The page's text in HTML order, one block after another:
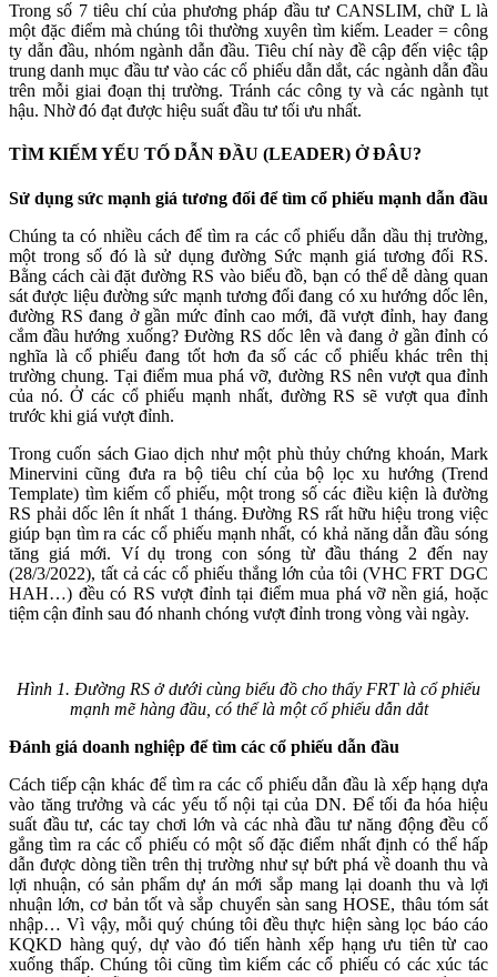
Trong số 7 tiêu chí của phương pháp đầu tư CANSLIM, chữ L là
một đặc điểm mà chúng tôi thường xuyên tìm kiếm. Leader = công
ty dẫn đầu, nhóm ngành dẫn đầu. Tiêu chí này đề cập đến việc tập
trung danh mục đầu tư vào các cổ phiếu dẫn dắt, các ngành dẫn đầu
trên mỗi giai đoạn thị trường. Tránh các công ty và các ngành tụt
hậu. Nhờ đó đạt được hiệu suất đầu tư tối ưu nhất.
TÌM KIẾM YẾU TỐ DẪN ĐẦU (LEADER) Ở ĐÂU?
Sử dụng sức mạnh giá tương đối để tìm cổ phiếu mạnh dẫn đầu
Chúng ta có nhiều cách để tìm ra các cổ phiếu dẫn dầu thị trường,
một trong số đó là sử dụng đường Sức mạnh giá tương đối RS.
Bằng cách cài đặt đường RS vào biểu đồ, bạn có thể dễ dàng quan
sát được liệu đường sức mạnh tương đối đang có xu hướng dốc lên,
đường RS đang ở gần mức đỉnh cao mới, đã vượt đỉnh, hay đang
cắm đầu hướng xuống? Đường RS dốc lên và đang ở gần đỉnh có
nghĩa là cổ phiếu đang tốt hơn đa số các cổ phiếu khác trên thị
trường chung. Tại điểm mua phá vỡ, đường RS nên vượt qua đỉnh
của nó. Ở các cổ phiếu mạnh nhất, đường RS sẽ vượt qua đỉnh
trước khi giá vượt đỉnh.
Trong cuốn sách Giao dịch như một phù thủy chứng khoán, Mark
Minervini cũng đưa ra bộ tiêu chí của bộ lọc xu hướng (Trend
Template) tìm kiếm cổ phiếu, một trong số các điều kiện là đường
RS phải dốc lên ít nhất 1 tháng. Đường RS rất hữu hiệu trong việc
giúp bạn tìm ra các cổ phiếu mạnh nhất, có khả năng dẫn đầu sóng
tăng giá mới. Ví dụ trong con sóng từ đầu tháng 2 đến nay
(28/3/2022), tất cả các cổ phiếu thắng lớn của tôi (VHC FRT DGC
HAH…) đều có RS vượt đỉnh tại điểm mua phá vỡ nền giá, hoặc
tiệm cận đỉnh sau đó nhanh chóng vượt đỉnh trong vòng vài ngày.
Hình 1. Đường RS ở dưới cùng biểu đồ cho thấy FRT là cổ phiếu
mạnh mẽ hàng đầu, có thể là một cổ phiếu dẫn dắt
Đánh giá doanh nghiệp để tìm các cổ phiếu dẫn đầu
Cách tiếp cận khác để tìm ra các cổ phiếu dẫn đầu là xếp hạng dựa
vào tăng trưởng và các yếu tố nội tại của DN. Để tối đa hóa hiệu
suất đầu tư, các tay chơi lớn và các nhà đầu tư năng động đều cố
gắng tìm ra các cổ phiếu có một số đặc điểm nhất định có thể hấp
dẫn được dòng tiền trên thị trường như sự bứt phá về doanh thu và
lợi nhuận, có sản phẩm dự án mới sắp mang lại doanh thu và lợi
nhuận lớn, cơ bản tốt và sắp chuyển sàn sang HOSE, thâu tóm sát
nhập… Vì vậy, mỗi quý chúng tôi đều thực hiện sàng lọc báo cáo
KQKD hàng quý, dự vào đó tiến hành xếp hạng ưu tiên từ cao
xuống thấp. Chúng tôi cũng tìm kiếm các cổ phiếu có các xúc tác